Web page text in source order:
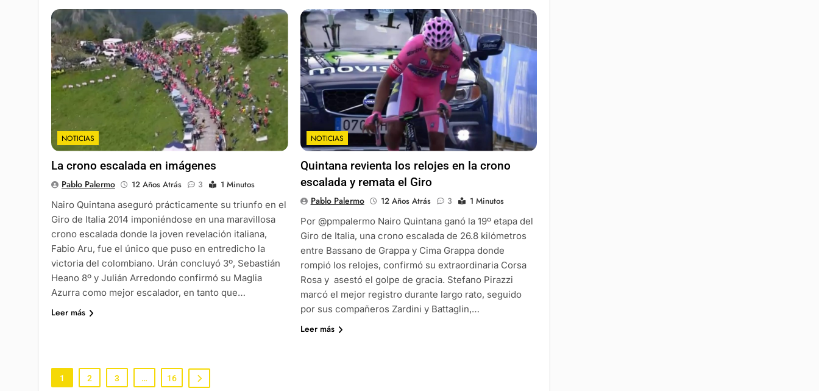
NOTICIAS
La crono escalada en imágenes
Pablo Palermo 12 Años Atrás 3
1 Minutos
Nairo Quintana aseguró prácticamente su triunfo en el
Giro de Italia 2014 imponiéndose en una maravillosa
crono escalada donde la joven revelación italiana,
Fabio Aru, fue el único que puso en entredicho la
victoria del colombiano. Urán concluyó 3º, Sebastián
Heano 8º y Julián Arredondo confirmó su Maglia
Azurra como mejor escalador, en tanto que…
Leer más
NOTICIAS
Quintana revienta los relojes en la crono
escalada y remata el Giro
Pablo Palermo 12 Años Atrás 3
1 Minutos
Por @pmpalermo Nairo Quintana ganó la 19º etapa del
Giro de Italia, una crono escalada de 26.8 kilómetros
entre Bassano de Grappa y Cima Grappa donde
rompió los relojes, confirmó su extraordinaria Corsa
Rosa y asestó el golpe de gracia. Stefano Pirazzi
marcó el mejor registro durante largo rato, seguido
por sus compañeros Zardini y Battaglin,…
Leer más
1 2 3 … 16